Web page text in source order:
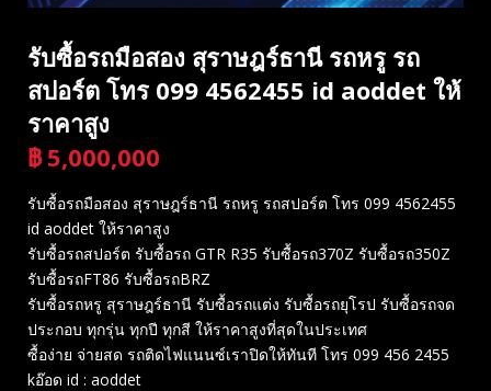
รับซื้อรถมือสอง สุราษฎร์ธานี รถหรู รถ
สปอร์ต โทร 099 4562455 id aoddet ให้
ราคาสูง
฿ 5,000,000
รับซื้อรถมือสอง สุราษฎร์ธานี รถหรู รถสปอร์ต โทร 099 4562455
id aoddet ให้ราคาสูง
รับซื้อรถสปอร์ต รับซื้อรถ GTR R35 รับซื้อรถ370Z รับซื้อรถ350Z
รับซื้อรถFT86 รับซื้อรถBRZ
รับซื้อรถหรู สุราษฎร์ธานี รับซื้อรถแต่ง รับซื้อรถยุโรป รับซื้อรถจด
ประกอบ ทุกรุ่น ทุกปี ทุกสี ให้ราคาสูงที่สุดในประเทศ
ซื้อง่าย จ่ายสด รถติดไฟแนนซ์เราปิดให้ทันที โทร 099 456 2455
kอ๊อด id : aoddet